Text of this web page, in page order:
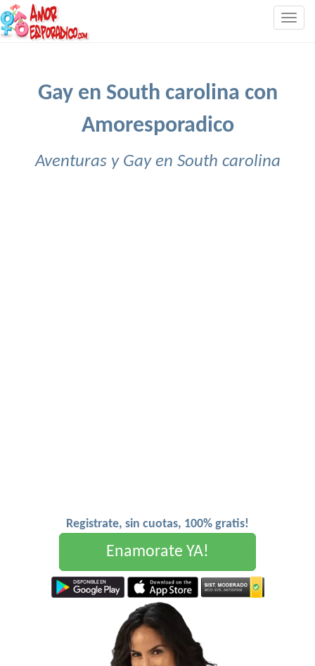
Gay en South carolina con
Amoresporadico
Aventuras y Gay en South carolina
Registrate, sin cuotas, 100% gratis!
Enamorate YA!